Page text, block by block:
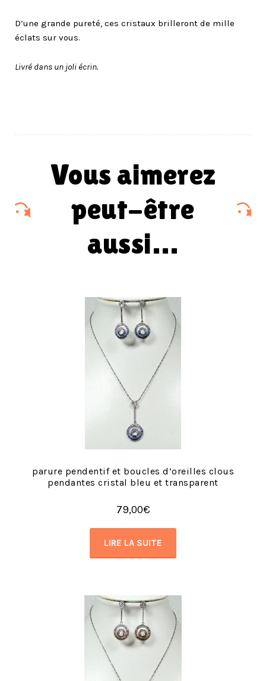
D’une grande pureté, ces cristaux brilleront de mille
éclats sur vous.
Livré dans un joli écrin.
vous aimerez
peut-être
aussi…
parure pendentif et boucles d’oreilles clous
pendantes cristal bleu et transparent
79,00€
LIRE LA SUITE